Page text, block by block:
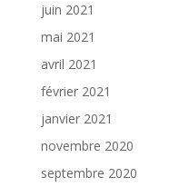
juin 2021
mai 2021
avril 2021
février 2021
janvier 2021
novembre 2020
septembre 2020